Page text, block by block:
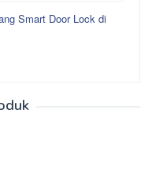
Smart Door Lock di